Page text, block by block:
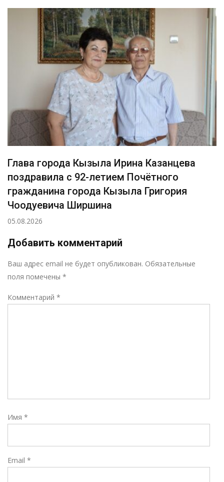
Глава города Кызыла Ирина Казанцева
поздравила с 92-летием Почётного
гражданина города Кызыла Григория
Чоодуевича Ширшина
05.08.2026
Добавить комментарий
Ваш адрес email не будет опубликован. Обязательные
поля помечены *
Комментарий *
Имя *
Email *